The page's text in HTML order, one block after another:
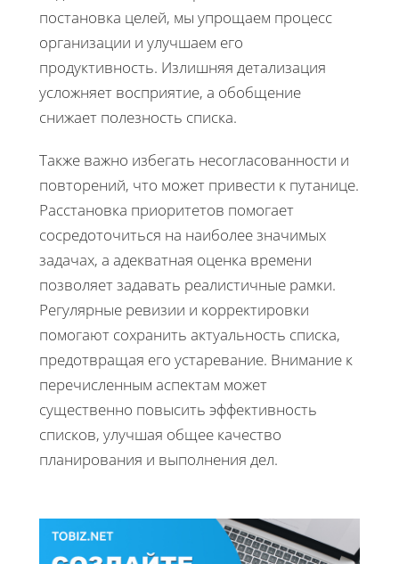
постановка целей, мы упрощаем процесс
организации и улучшаем его
продуктивность. Излишняя детализация
усложняет восприятие, а обобщение
снижает полезность списка.
Также важно избегать несогласованности и
повторений, что может привести к путанице.
Расстановка приоритетов помогает
сосредоточиться на наиболее значимых
задачах, а адекватная оценка времени
позволяет задавать реалистичные рамки.
Регулярные ревизии и корректировки
помогают сохранить актуальность списка,
предотвращая его устаревание. Внимание к
перечисленным аспектам может
существенно повысить эффективность
списков, улучшая общее качество
планирования и выполнения дел.